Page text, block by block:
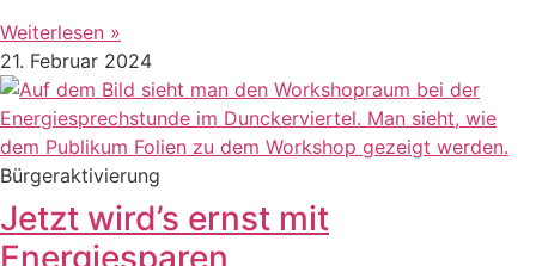
Weiterlesen »
21. Februar 2024
Bürgeraktivierung
Jetzt wird’s ernst mit
Energiesparen